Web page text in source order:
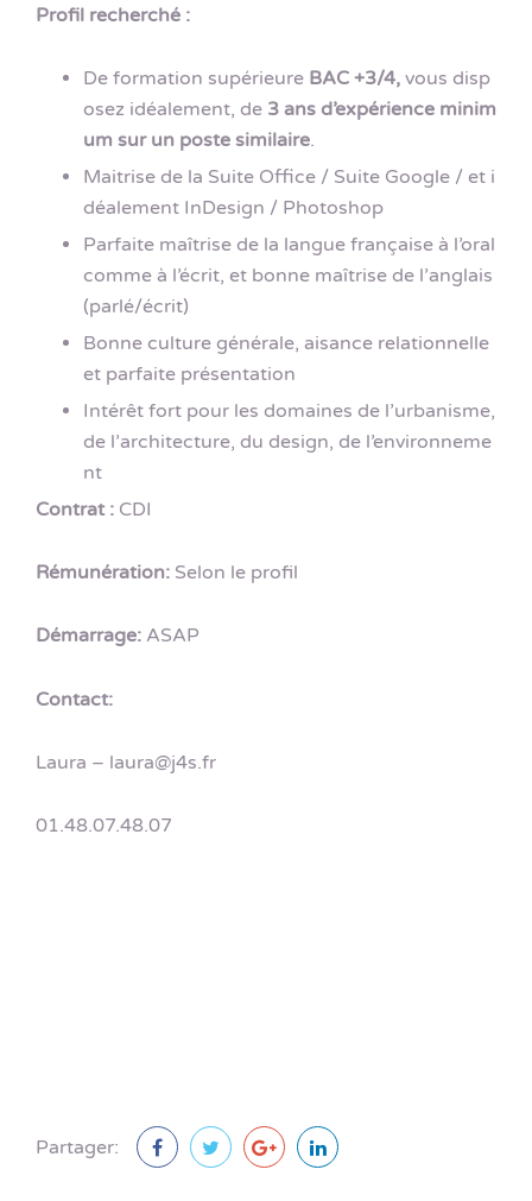
Profil recherché :
De formation supérieure BAC +3/4, vous disp
osez idéalement, de 3 ans d’expérience minim
um sur un poste similaire.
Maitrise de la Suite Office / Suite Google / et i
déalement InDesign / Photoshop
Parfaite maîtrise de la langue française à l’oral
comme à l’écrit, et bonne maîtrise de l’anglais
(parlé/écrit)
Bonne culture générale, aisance relationnelle
et parfaite présentation
Intérêt fort pour les domaines de l’urbanisme,
de l’architecture, du design, de l’environneme
nt
Contrat : CDI
Rémunération: Selon le profil
Démarrage: ASAP
Contact:
Laura – laura@j4s.fr
01.48.07.48.07
Partager: